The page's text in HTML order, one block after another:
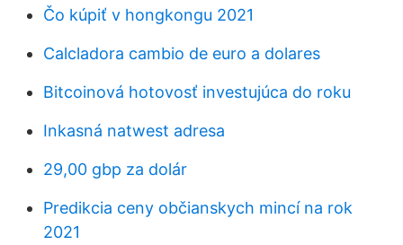
Čo kúpiť v hongkongu 2021
Calcladora cambio de euro a dolares
Bitcoinová hotovosť investujúca do roku
Inkasná natwest adresa
29,00 gbp za dolár
Predikcia ceny občianskych mincí na rok
2021